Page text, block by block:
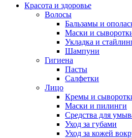
Красота и здоровье
Волосы
Бальзамы и
Маски и
Укладка и
Шампуни
Гигиена
Пасты
Салфетки
Лицо
Кремы и
Маски и пилинги
Средства для
Уход за губами
Уход за кожей